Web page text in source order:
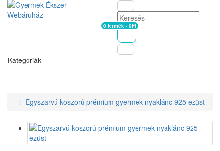
Kosár
0 termék - 0Ft
Kategóriák
Egyszarvú koszorú prémium gyermek nyaklánc 925 ezüst